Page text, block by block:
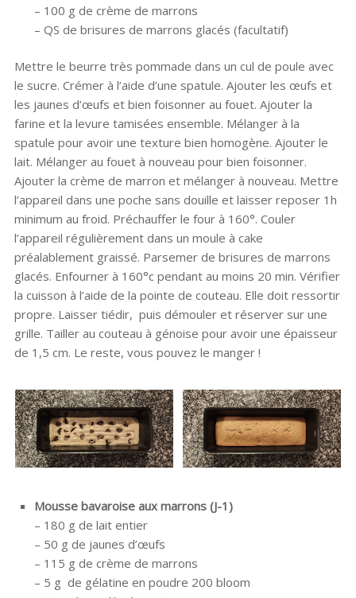
– 100 g de crème de marrons
– QS de brisures de marrons glacés (facultatif)
Mettre le beurre très pommade dans un cul de poule avec
le sucre. Crémer à l’aide d’une spatule. Ajouter les œufs et
les jaunes d’œufs et bien foisonner au fouet. Ajouter la
farine et la levure tamisées ensemble. Mélanger à la
spatule pour avoir une texture bien homogène. Ajouter le
lait. Mélanger au fouet à nouveau pour bien foisonner.
Ajouter la crème de marron et mélanger à nouveau. Mettre
l’appareil dans une poche sans douille et laisser reposer 1h
minimum au froid. Préchauffer le four à 160°. Couler
l’appareil régulièrement dans un moule à cake
préalablement graissé. Parsemer de brisures de marrons
glacés. Enfourner à 160°c pendant au moins 20 min. Vérifier
la cuisson à l’aide de la pointe de couteau. Elle doit ressortir
propre. Laisser tiédir, puis démouler et réserver sur une
grille. Tailler au couteau à génoise pour avoir une épaisseur
de 1,5 cm. Le reste, vous pouvez le manger !
Mousse bavaroise aux marrons (J-1)
– 180 g de lait entier
– 50 g de jaunes d’œufs
– 115 g de crème de marrons
– 5 g de gélatine en poudre 200 bloom